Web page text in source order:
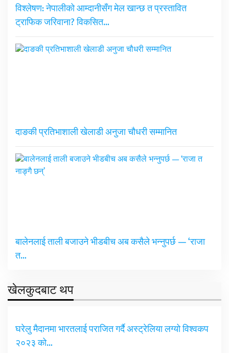
विश्लेषण: नेपालीको आम्दानीसँग मेल खान्छ त प्रस्तावित
ट्राफिक जरिवाना? विकसित…
दाङकी प्रतिभाशाली खेलाडी अनुजा चौधरी सम्मानित
बालेनलाई ताली बजाउने भीडबीच अब कसैले भन्नुपर्छ — ‘राजा
त…
खेलकुदबाट थप
घरेलु मैदानमा भारतलाई पराजित गर्दै अस्ट्रेलिया लग्यो विश्वकप
२०२३ को…